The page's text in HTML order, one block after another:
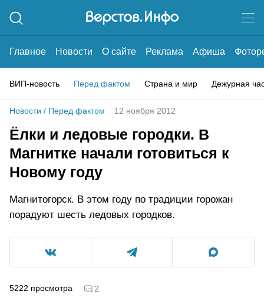
Главное Новости О сайте Реклама Афиша
ВИП-новость Перед фактом Страна и мир Дежурная
Новости / Перед фактом 12 ноября 2012
Ёлки и ледовые городки. В
Магнитке начали готовиться к
Новому году
Магнитогорск. В этом году по традиции горожан
порадуют шесть ледовых городков.
5222 просмотра 2